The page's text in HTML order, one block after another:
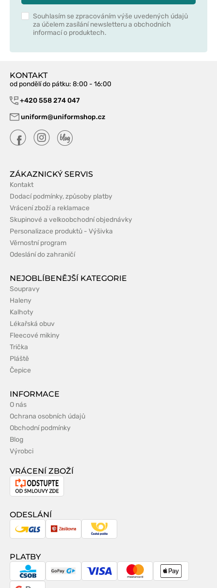
Souhlasím se zpracováním výše uvedených údajů
za účelem zasílání newsletteru a obchodních
informací o produktech.
KONTAKT
od pondělí do pátku: 8:00 - 16:00
+420 558 274 047
uniform@uniformshop.cz
ZÁKAZNICKÝ SERVIS
Kontakt
Dodací podmínky, způsoby platby
Vrácení zboží a reklamace
Skupinové a velkoobchodní objednávky
Personalizace produktů - Výšivka
Věrnostní program
Odeslání do zahraničí
NEJOBLÍBENĚJŠÍ KATEGORIE
Soupravy
Haleny
Kalhoty
Lékařská obuv
Fleecové mikiny
Trička
Pláště
Čepice
INFORMACE
O nás
Ochrana osobních údajů
Obchodní podmínky
Blog
Výrobci
VRÁCENÍ ZBOŽÍ
Odstoupení
smlouvy
ODESLÁNÍ
GLS ZásilkovnaČeská
PLATBY
CSOB GoPay Visa MasterCardApple